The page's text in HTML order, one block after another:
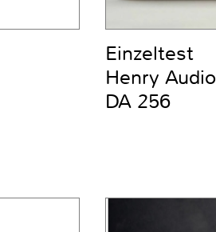
Einzeltest
Henry Audio
DA 256